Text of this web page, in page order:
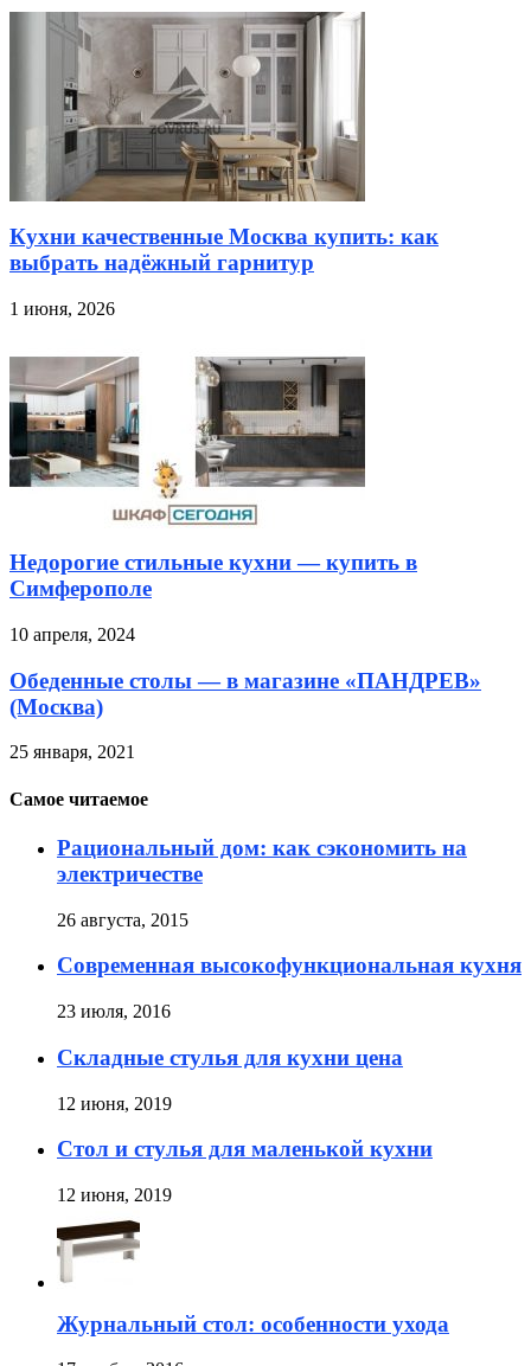
Кухни качественные Москва купить: как
выбрать надёжный гарнитур
1 июня, 2026
Недорогие стильные кухни — купить в
Симферополе
10 апреля, 2024
Обеденные столы — в магазине «ПАНДРЕВ»
(Москва)
25 января, 2021
Самое читаемое
Рациональный дом: как сэкономить на
электричестве
26 августа, 2015
Современная высокофункциональная кухня
23 июля, 2016
Складные стулья для кухни цена
12 июня, 2019
Стол и стулья для маленькой кухни
12 июня, 2019
Журнальный стол: особенности ухода